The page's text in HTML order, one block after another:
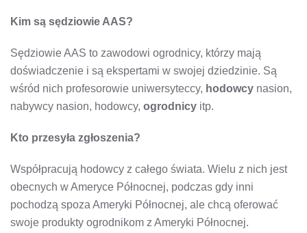
Kim są sędziowie AAS?
Sędziowie AAS to zawodowi ogrodnicy, którzy mają
doświadczenie i są ekspertami w swojej dziedzinie. Są
wśród nich profesorowie uniwersyteccy, hodowcy nasion,
nabywcy nasion, hodowcy, ogrodnicy itp.
Kto przesyła zgłoszenia?
Współpracują hodowcy z całego świata. Wielu z nich jest
obecnych w Ameryce Północnej, podczas gdy inni
pochodzą spoza Ameryki Północnej, ale chcą oferować
swoje produkty ogrodnikom z Ameryki Północnej.